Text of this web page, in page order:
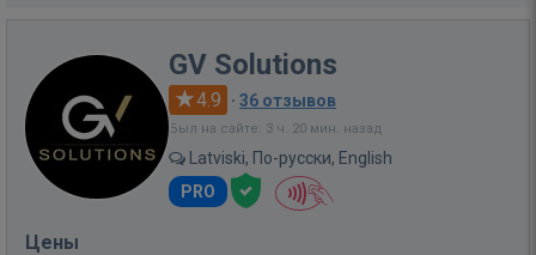
GV Solutions
4.9 · 36 отзывов
Был на сайте: 3 ч. 20 мин. назад
Latviski, По-русски, English
PRO
Цены